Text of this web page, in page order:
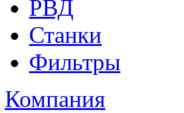
РВД
Станки
Фильтры
Компания